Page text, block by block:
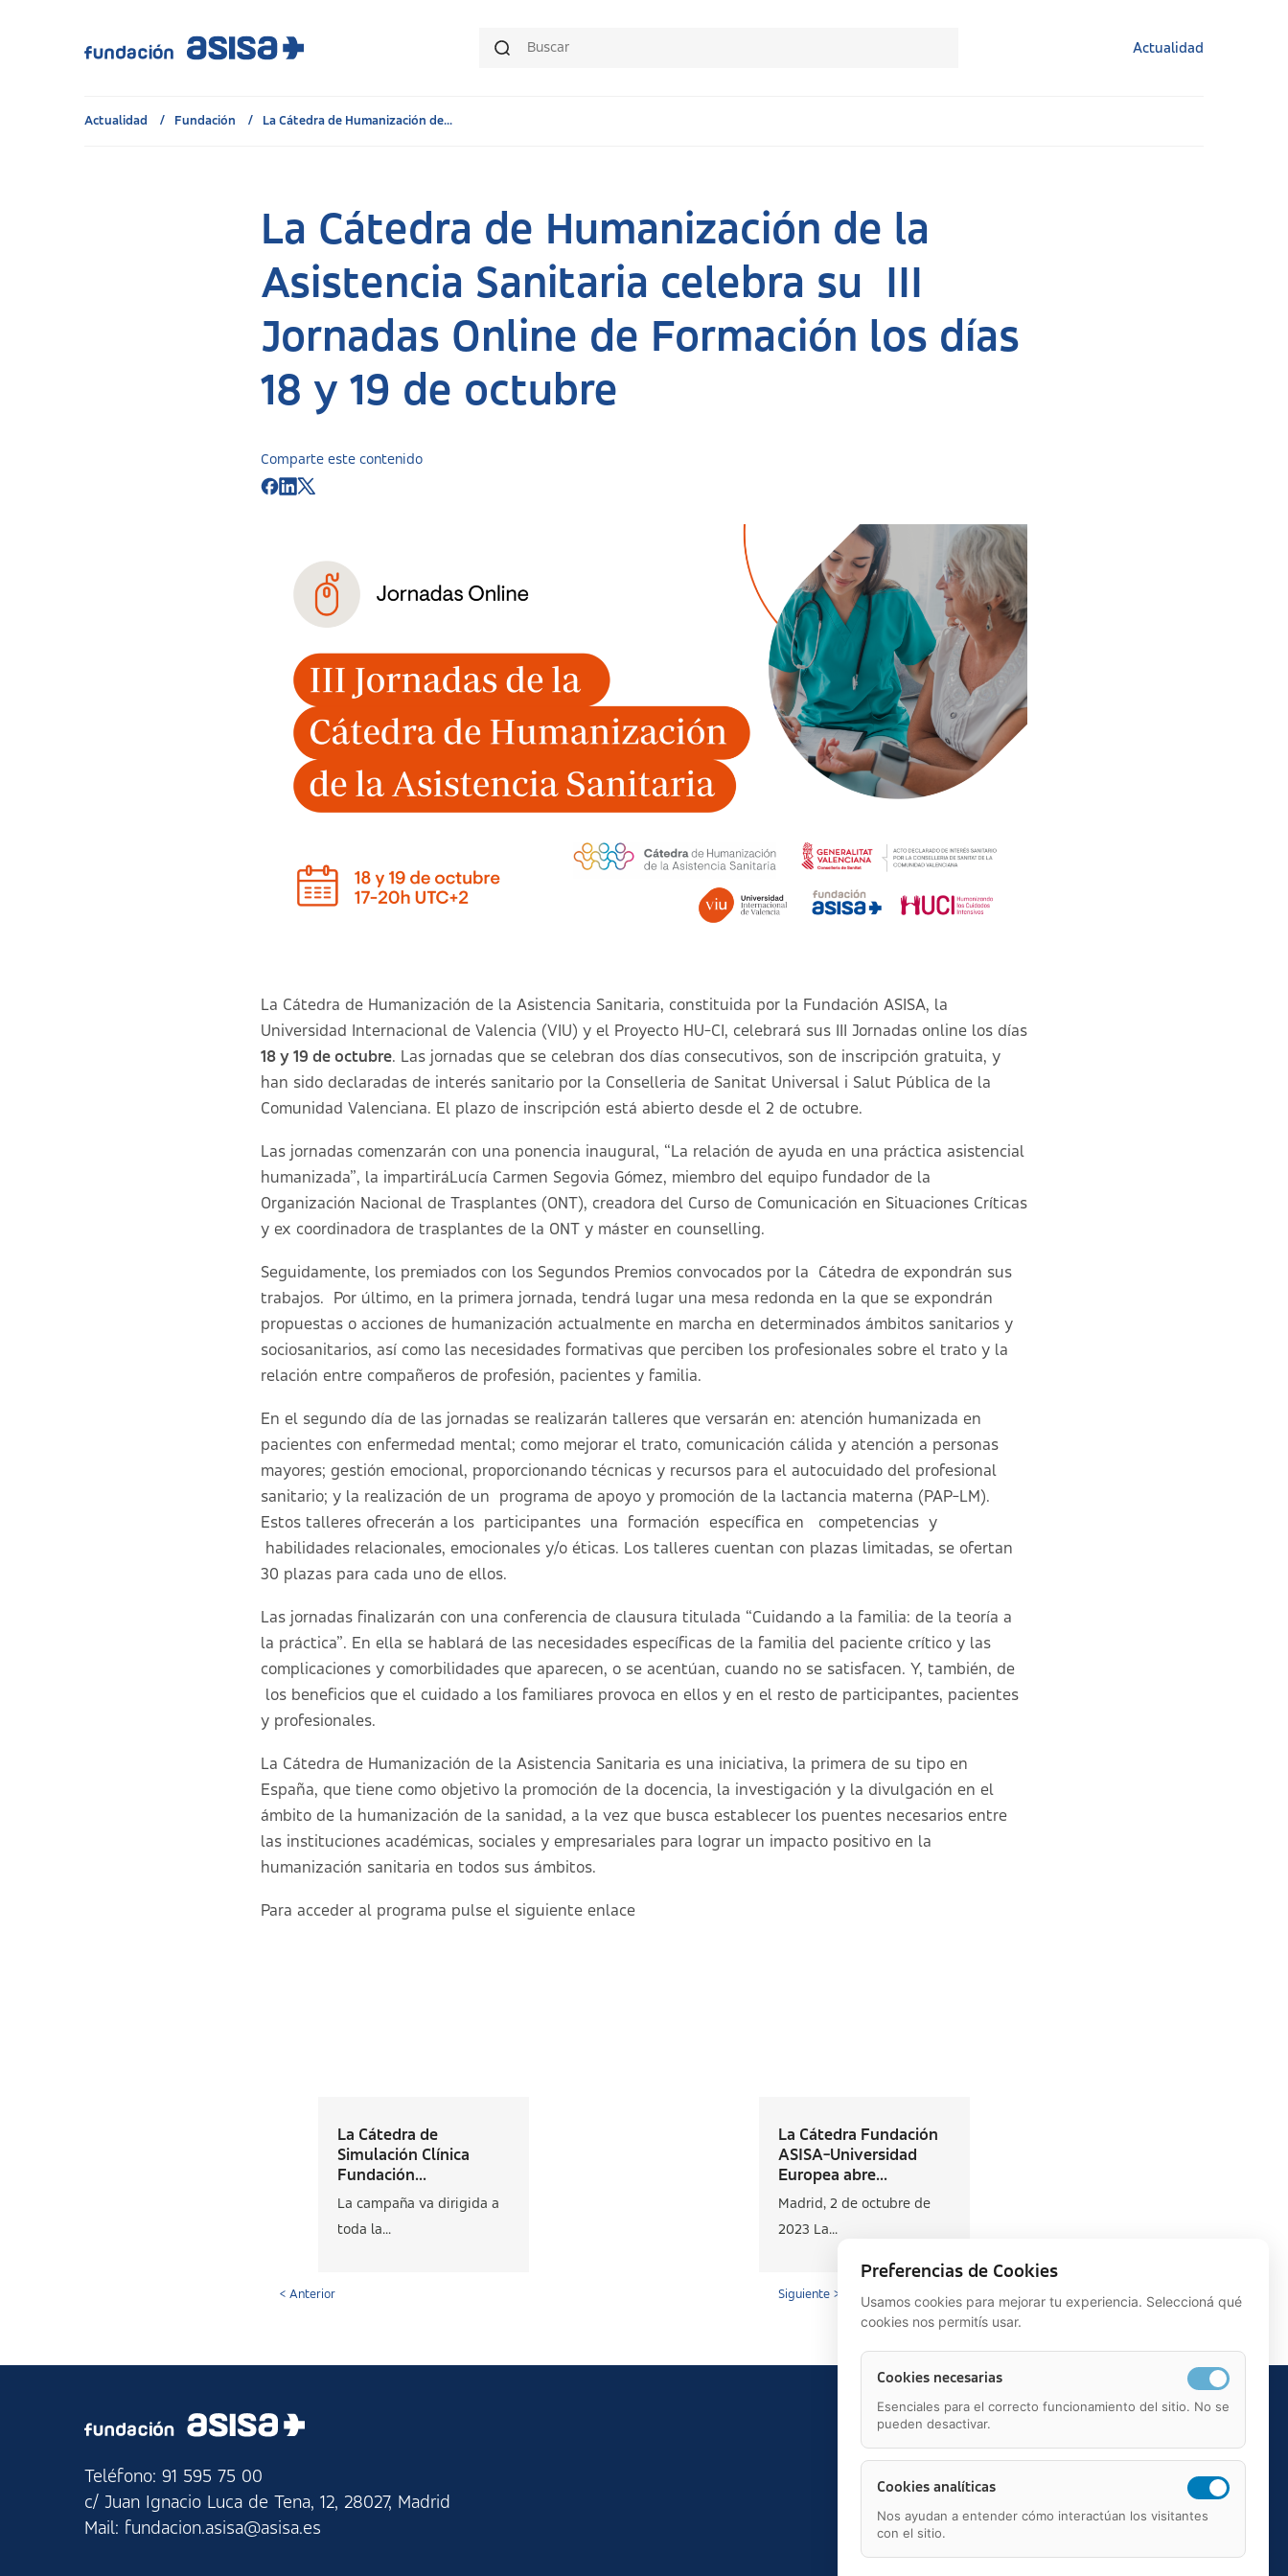
Actualidad
Actualidad Fundación La Cátedra de Humanización de...
La Cátedra de Humanización de la
Asistencia Sanitaria celebra su III
Jornadas Online de Formación los días
18 y 19 de octubre
Comparte este contenido
La Cátedra de Humanización de la Asistencia Sanitaria, constituida por la Fundación ASISA, la
Universidad Internacional de Valencia (VIU) y el Proyecto HU-CI, celebrará sus III Jornadas online los días
18 y 19 de octubre. Las jornadas que se celebran dos días consecutivos, son de inscripción gratuita, y
han sido declaradas de interés sanitario por la Conselleria de Sanitat Universal i Salut Pública de la
Comunidad Valenciana. El plazo de inscripción está abierto desde el 2 de octubre.
Las jornadas comenzarán con una ponencia inaugural, “La relación de ayuda en una práctica asistencial
humanizada”, la impartiráLucía Carmen Segovia Gómez, miembro del equipo fundador de la
Organización Nacional de Trasplantes (ONT), creadora del Curso de Comunicación en Situaciones Críticas
y ex coordinadora de trasplantes de la ONT y máster en counselling.
Seguidamente, los premiados con los Segundos Premios convocados por la Cátedra de expondrán sus
trabajos. Por último, en la primera jornada, tendrá lugar una mesa redonda en la que se expondrán
propuestas o acciones de humanización actualmente en marcha en determinados ámbitos sanitarios y
sociosanitarios, así como las necesidades formativas que perciben los profesionales sobre el trato y la
relación entre compañeros de profesión, pacientes y familia.
En el segundo día de las jornadas se realizarán talleres que versarán en: atención humanizada en
pacientes con enfermedad mental; como mejorar el trato, comunicación cálida y atención a personas
mayores; gestión emocional, proporcionando técnicas y recursos para el autocuidado del profesional
sanitario; y la realización de un programa de apoyo y promoción de la lactancia materna (PAP-LM).
Estos talleres ofrecerán a los participantes una formación específica en competencias y
habilidades relacionales, emocionales y/o éticas. Los talleres cuentan con plazas limitadas, se ofertan
30 plazas para cada uno de ellos.
Las jornadas finalizarán con una conferencia de clausura titulada “Cuidando a la familia: de la teoría a
la práctica”. En ella se hablará de las necesidades específicas de la familia del paciente crítico y las
complicaciones y comorbilidades que aparecen, o se acentúan, cuando no se satisfacen. Y, también, de
los beneficios que el cuidado a los familiares provoca en ellos y en el resto de participantes, pacientes
y profesionales.
La Cátedra de Humanización de la Asistencia Sanitaria es una iniciativa, la primera de su tipo en
España, que tiene como objetivo la promoción de la docencia, la investigación y la divulgación en el
ámbito de la humanización de la sanidad, a la vez que busca establecer los puentes necesarios entre
las instituciones académicas, sociales y empresariales para lograr un impacto positivo en la
humanización sanitaria en todos sus ámbitos.
Para acceder al programa pulse el siguiente enlace
La Cátedra de
Simulación Clínica
Fundación...
La campaña va dirigida a
toda la...
< Anterior
La Cátedra Fundación
ASISA-Universidad
Europea abre...
Madrid, 2 de octubre de
2023 La...
Siguiente >
Teléfono: 91 595 75 00
c/ Juan Ignacio Luca de Tena, 12, 28027, Madrid
Mail: fundacion.asisa@asisa.es
Preferencias de Cookies
Usamos cookies para mejorar tu experiencia. Seleccioná qué
cookies nos permitís usar.
Cookies necesarias
Esenciales para el correcto funcionamiento del sitio. No se
pueden desactivar.
Cookies analíticas
Nos ayudan a entender cómo interactúan los visitantes
con el sitio.